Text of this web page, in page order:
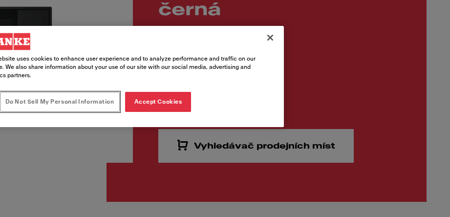
černá
13 915,00 Kč
Cena vč. DPH
Vyhledávač prodejních míst
uses cookies to enhance user experience and to analyze performance and traffic on our
We also share information about your use of our site with our social media, advertising and
partners.
Do Not Sell My Personal Information Accept Cookies